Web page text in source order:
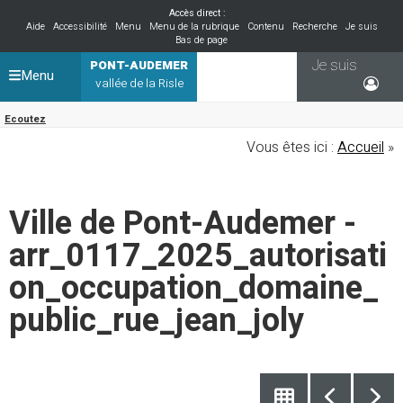
Accès direct :
Aide
Accessibilité Menu Menu de la rubrique Contenu Recherche
Je suis
Bas de page
PONT-AUDEMER
vallée de la Risle
Ecoutez
Je suis
Menu
Vous êtes ici : Accueil »
Ville de Pont-Audemer -
arr_0117_2025_autorisati
on_occupation_domaine_
public_rue_jean_joly